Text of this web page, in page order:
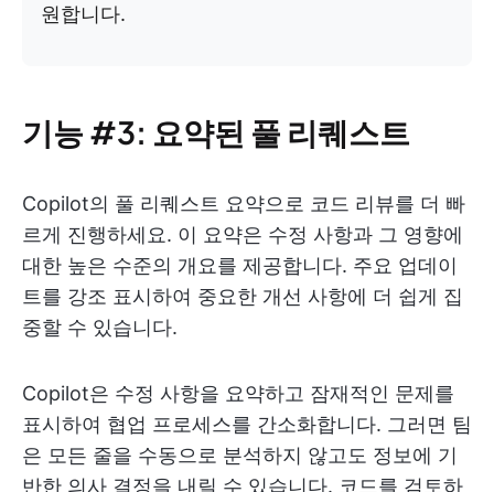
원합니다.
기능 #3: 요약된 풀 리퀘스트
Copilot의 풀 리퀘스트 요약으로 코드 리뷰를 더 빠
르게 진행하세요. 이 요약은 수정 사항과 그 영향에
대한 높은 수준의 개요를 제공합니다. 주요 업데이
트를 강조 표시하여 중요한 개선 사항에 더 쉽게 집
중할 수 있습니다.
Copilot은 수정 사항을 요약하고 잠재적인 문제를
표시하여 협업 프로세스를 간소화합니다. 그러면 팀
은 모든 줄을 수동으로 분석하지 않고도 정보에 기
반한 의사 결정을 내릴 수 있습니다. 코드를 검토하